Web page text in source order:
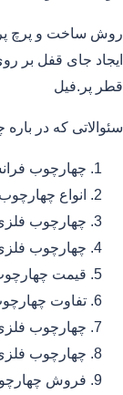
روش ساخت و پرچ
ایجاد جای قفل
قطر پر.فیل
سئوالاتی که در
چهارچوب
انواع
چهارچوب
چهارچوب
قیمت
تفاوت
چهارچوب
چهارچوب
فروش